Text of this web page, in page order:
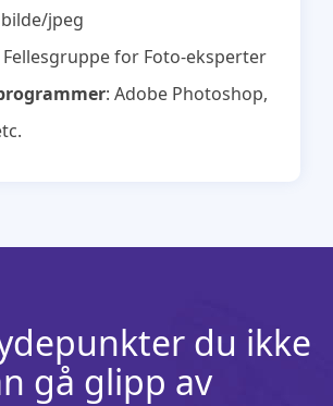
jpeg
Fellesgruppe for Foto-eksperter
: Adobe Photoshop,
du ikke
gå glipp av